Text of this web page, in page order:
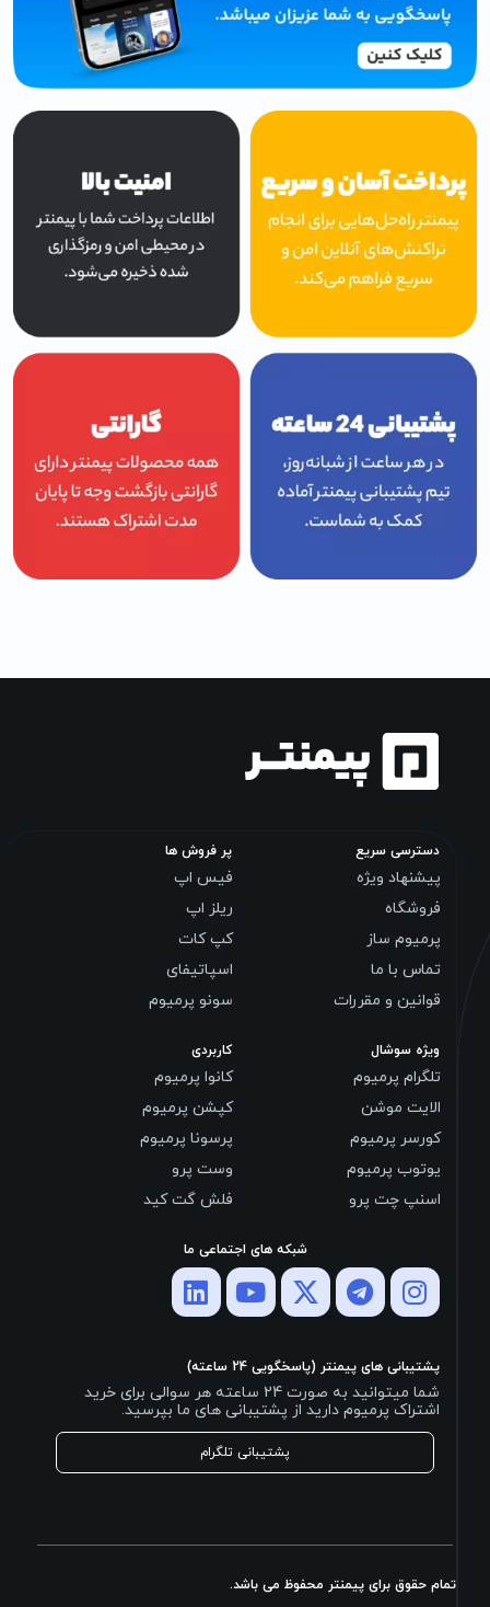
دسترسی سریع
پیشنهاد ویژه
فروشگاه
پرمیوم ساز
تماس با ما
قوانین و مقررات
پر فروش ها
فیس اپ
ریلز اپ
کپ کات
اسپاتیفای
سونو پرمیوم
ویژه سوشال
تلگرام پرمیوم
الایت موشن
کورسر پرمیوم
یوتوب پرمیوم
اسنپ چت پرو
کاربردی
کانوا پرمیوم
کپشن پرمیوم
پرسونا پرمیوم
وست پرو
فلش گت کید
شبکه های اجتماعی ما
پشتیبانی های پیمنتر (پاسخگویی 24 ساعته)
شما میتوانید به صورت 24 ساعته هر سوالی برای خرید
اشتراک پرمیوم دارید از پشتیبانی های ما بپرسید.
پشتیبانی تلگرام
تمام حقوق برای پیمنتر محفوظ می باشد.